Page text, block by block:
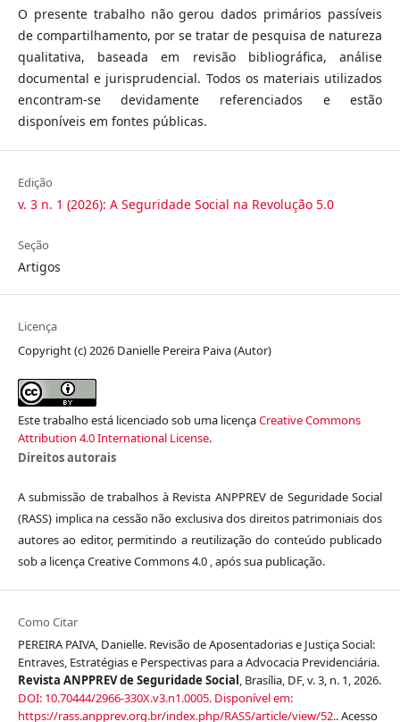
O presente trabalho não gerou dados primários passíveis
de compartilhamento, por se tratar de pesquisa de natureza
qualitativa, baseada em revisão bibliográfica, análise
documental e jurisprudencial. Todos os materiais utilizados
encontram-se devidamente referenciados e estão
disponíveis em fontes públicas.
Edição
v. 3 n. 1 (2026): A Seguridade Social na Revolução 5.0
Seção
Artigos
Licença
Copyright (c) 2026 Danielle Pereira Paiva (Autor)
Este trabalho está licenciado sob uma licençaCreative Commons
Attribution 4.0 International License.
Direitos autorais
A submissão de trabalhos à Revista ANPPREV de Seguridade Social
(RASS) implica na cessão não exclusiva dos direitos patrimoniais dos
autores ao editor, permitindo a reutilização do conteúdo publicado
sob a licença Creative Commons 4.0 , após sua publicação.
Como Citar
PEREIRA PAIVA, Danielle. Revisão de Aposentadorias e Justiça Social:
Entraves, Estratégias e Perspectivas para a Advocacia Previdenciária.
Revista ANPPREV de Seguridade Social , Brasília, DF, v. 3, n. 1, 2026.
DOI: 10.70444/2966-330X.v3.n1.0005.Disponível em:
https://rass.anpprev.org.br/index.php/RASS/article/view/52.. Acesso